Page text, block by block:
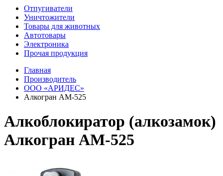
Отпугиватели
Уничтожители
Товары для животных
Автотовары
Электроника
Прочая продукция
Главная
Производитель
ООО «АРИДЕС»
Алкогран АМ-525
Алкоблокиратор (алкозамок)
Алкогран АМ-525